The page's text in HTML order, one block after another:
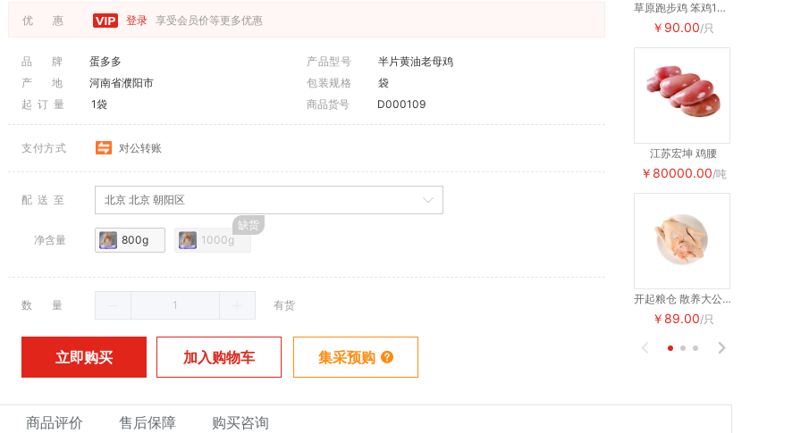
优 惠 登录 享受会员价等更多优惠
品 牌 蛋多多 产品型号
半片黄油老母鸡
产 地
河南省濮阳市 包装规格
袋
起 订 量
1袋 商品货号 D000109
支付方式 对公转账
配 送 至 北京 北京 朝阳区
净含量 800g 1000g
数 量 有货
立即购买 加入购物车 集采预购
草原跑步鸡 笨鸡1只装 3斤左右
￥90.00/只
江苏宏坤 鸡腰
￥80000.00/吨
开起粮仓 散养大公鸡 4.5斤左右
￥89.00/只

商品评价 售后保障 购买咨询